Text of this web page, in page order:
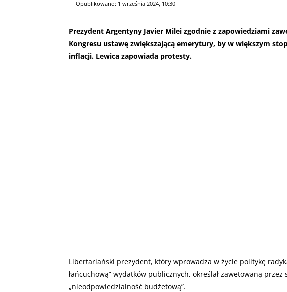
Opublikowano: 1 września 2024, 10:30
Prezydent Argentyny Javier Milei zgodnie z zapowiedziami
Kongresu ustawę zwiększającą emerytury, by w większym
inflacji. Lewica zapowiada protesty.
Libertariański prezydent, który wprowadza w życie politykę
łańcuchową” wydatków publicznych, określał zawetowaną
„nieodpowiedzialność budżetową”.